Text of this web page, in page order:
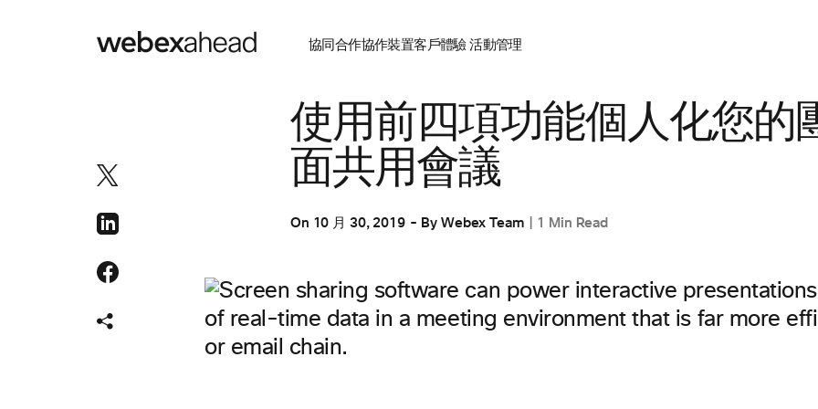
協同合作協作裝置客戶體驗活動管理
使用前四項功能個人化您的
面共用會議
On 10 月 30, 2019 ByWebex Team 1 Min Read